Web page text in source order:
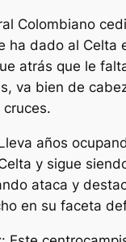
Colombiano
ha dado al Celta
atrás que le
va bien de
años
y sigue
ataca y
en su faceta